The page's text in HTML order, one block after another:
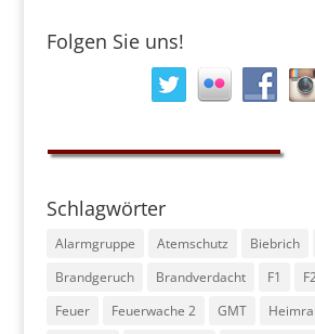
Folgen Sie uns!
Schlagwörter
Alarmgruppe Atemschutz Biebrich
Brandgeruch
Brandverdacht F1
Feuer
Feuerwache 2 GMT